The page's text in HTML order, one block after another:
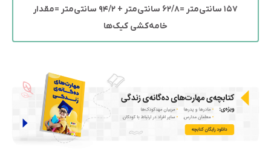
۱۵۷ سانتی‌متر =۶۲/۸ سانتی‌متر + ۹۴/۲ سانتی‌متر =مقدار
خامه‌کشی کیک‌ها